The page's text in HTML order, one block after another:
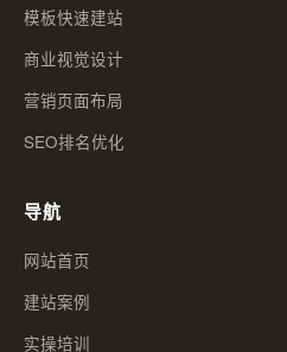
模板快速建站
商业视觉设计
营销页面布局
SEO排名优化
导航
网站首页
建站案例
实操培训